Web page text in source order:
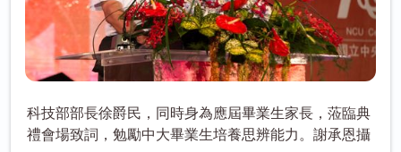
科技部部長徐爵民，同時身為應屆畢業生家長，蒞臨典
禮會場致詞，勉勵中大畢業生培養思辨能力。謝承恩攝